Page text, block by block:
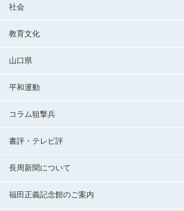
社会
教育文化
山口県
平和運動
コラム狙撃兵
書評・テレビ評
長周新聞について
福田正義記念館のご案内